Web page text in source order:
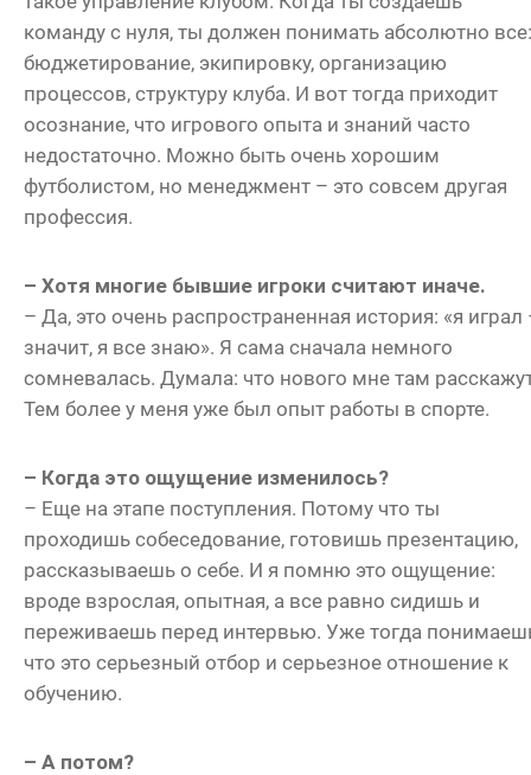
команду с нуля, ты должен понимать абсолютно все:
бюджетирование, экипировку, организацию
процессов, структуру клуба. И вот тогда приходит
осознание, что игрового опыта и знаний часто
недостаточно. Можно быть очень хорошим
футболистом, но менеджмент – это совсем другая
профессия.
– Хотя многие бывшие игроки считают иначе.
– Да, это очень распространенная история: «я играл
значит, я все знаю». Я сама сначала немного
сомневалась. Думала: что нового мне там
Тем более у меня уже был опыт работы в спорте.
– Когда это ощущение изменилось?
– Еще на этапе поступления. Потому что ты
проходишь собеседование, готовишь презентацию,
рассказываешь о себе. И я помню это ощущение:
вроде взрослая, опытная, а все равно сидишь и
переживаешь перед интервью. Уже тогда
что это серьезный отбор и серьезное отношение к
обучению.
– А потом?